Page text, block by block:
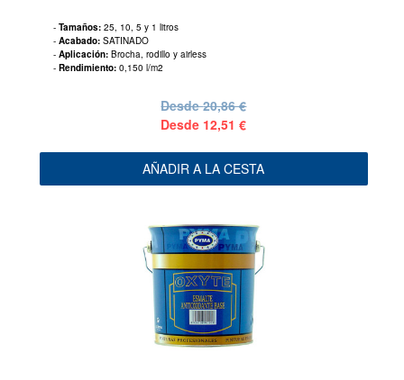
- Tamaños: 25, 10, 5 y 1 litros
- Acabado: SATINADO
- Aplicación: Brocha, rodillo y airless
- Rendimiento: 0,150 l/m2
Desde20,86 €
Desde 12,51 €
AÑADIR A LA CESTA